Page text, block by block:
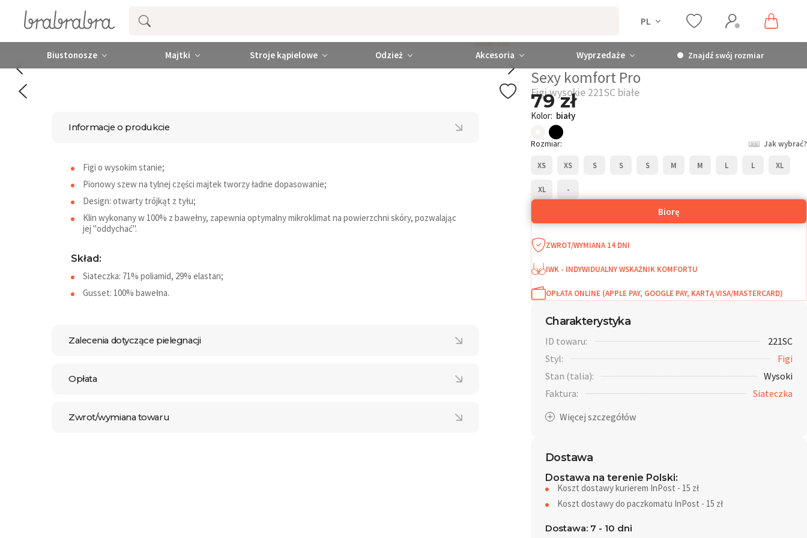
PL
Biustonosze Majtki Stroje kąpielowe Odzież Akcesoria Wyprzedaże Znajdź swój rozmiar
KOMPLETY
Sexy komfort Pro
Figi wysokie 221SC białe
79 zł
Kolor: biały
Rozmiar: Jak wybrać?
XS XS S S S M M L L XL
XL -
Biorę
ZWROT/WYMIANA 14 DNI
IWK - INDYWIDUALNY WSKAŻNIK KOMFORTU
OPŁATA ONLINE (APPLE PAY, GOOGLE PAY, KARTĄ VISA/MASTERCARD)
Charakterystyka
ID towaru:
221SC
Styl:
Figi
Stan (talia):
Wysoki
Faktura:
Siateczka
Dostawa
Dostawa na terenie Polski:
Koszt dostawy kurierem InPost - 15 zł
Koszt dostawy do paczkomatu InPost - 15 zł
Dostawa: 7 - 10 dni
Informacje o produkcie
Figi o wysokim stanie;
Pionowy szew na tylnej części majtek tworzy ładne dopasowanie;
Design: otwarty trójkąt z tyłu;
Klin wykonany w 100% z bawełny, zapewnia optymalny mikroklimat na powierzchni skóry, pozwalając
jej "oddychać".
Skład:
Siateczka: 71% poliamid, 29% elastan;
Gusset: 100% bawełna.
Zalecenia dotyczące pielegnacji
Opłata
Zwrot/wymiana towaru